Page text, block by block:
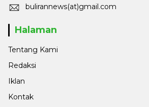
bulirannews(at)gmail.com
Halaman
Tentang Kami
Redaksi
Iklan
Kontak